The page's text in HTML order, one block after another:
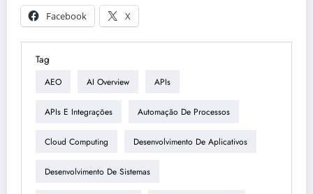
Facebook
X
Tag
AEO AI Overview APIs
APIs E Integrações Automação De Processos
Cloud Computing Desenvolvimento De Aplicativos
Desenvolvimento De Sistemas